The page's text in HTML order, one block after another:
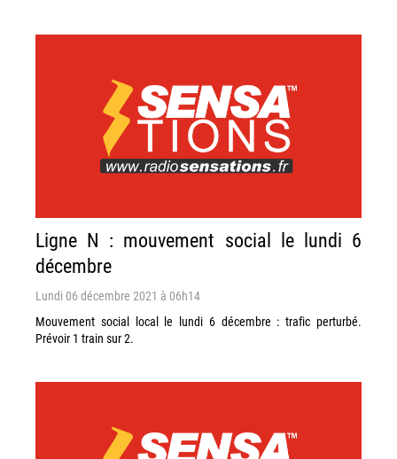
Ligne N : mouvement social le lundi 6
décembre
Lundi 06 décembre 2021 à 06h14
Mouvement social local le lundi 6 décembre : trafic perturbé.
Prévoir 1 train sur 2.